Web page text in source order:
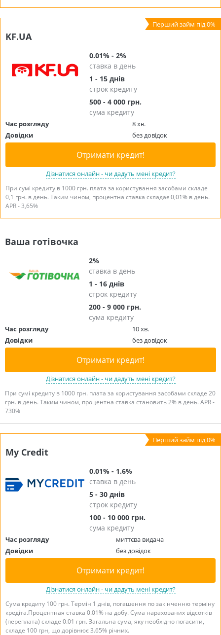
KF.UA
0.01% - 2%
ставка в день
1 - 15 днів
строк кредиту
500 - 4 000 грн.
сума кредиту
Час розгляду
8 хв.
Довідки
без довідок
Отримати кредит!
Дізнатися онлайн - чи дадуть мені кредит?
При сумі кредиту в 1000 грн. плата за користування засобами складе
0,1 грн. в день. Таким чином, процентна ставка складає 0,01% в день.
APR - 3,65%
Ваша готівочка
2%
ставка в день
1 - 16 днів
строк кредиту
200 - 9 000 грн.
сума кредиту
Час розгляду
10 хв.
Довідки
без довідок
Отримати кредит!
Дізнатися онлайн - чи дадуть мені кредит?
При сумі кредиту в 1000 грн. плата за користування засобами складе 20
грн. в день. Таким чином, процентна ставка становить 2% в день. APR -
730%
My Credit
0.01% - 1.6%
ставка в день
5 - 30 днів
строк кредиту
100 - 10 000 грн.
сума кредиту
Час розгляду
миттєва видача
Довідки
без довідок
Отримати кредит!
Дізнатися онлайн - чи дадуть мені кредит?
Сума кредиту 100 грн. Термін 1 днів, погашення по закінченню терміну
кредіта.Процентная ставка 0.01% на добу. Сума нарахованих відсотків
(переплата) складе 0.01 грн. Загальна сума, яку необхідно погасити,
складе 100 грн, що дорівнює 3.65% річних.